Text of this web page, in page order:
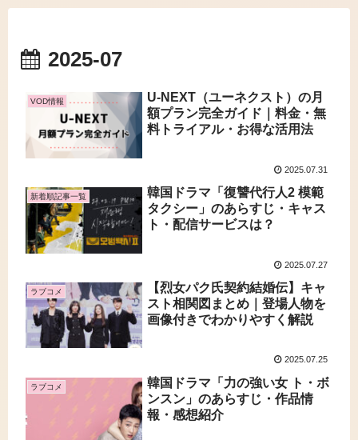
2025-07
VOD情報
U-NEXT（ユーネクスト）の月
額プラン完全ガイド｜料金・無
料トライアル・お得な活用法
2025.07.31
新着順記事一覧
韓国ドラマ「復讐代行人2 模範
タクシー」のあらすじ・キャス
ト・配信サービスは？
2025.07.27
ラブコメ
【烈女パク氏契約結婚伝】キャ
スト相関図まとめ｜登場人物を
画像付きでわかりやすく解説
2025.07.25
ラブコメ
韓国ドラマ「力の強い女 ト・ボ
ンスン」のあらすじ・作品情
報・感想紹介